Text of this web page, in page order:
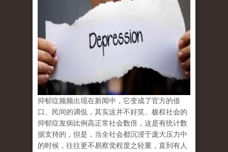
抑郁症频频出现在新闻中，它变成了官方的借
口、民间的调侃，其实这并不好笑。极权社会的
抑郁症发病比例高正常社会数倍，这是有统计数
据支持的，但是，当全社会都沉浸于庞大压力中
的时候，往往更不易察觉程度之轻重，直到有人